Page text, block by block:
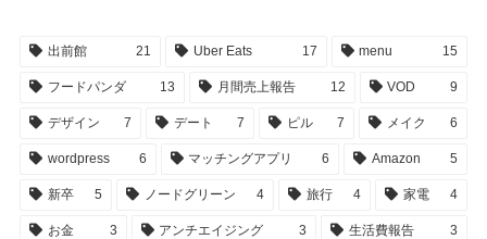
出前館 21 Uber Eats 17 menu 15
フードパンダ 13 月間売上報告 12 VOD 9
デザイン 7 デート 7 ピル 7 メイク 6
wordpress 6 マッチングアプリ 6 Amazon 5
新卒 5 ノードグリーン 4 旅行 4 家電 4
お金 3 アンチエイジング 3 生活費報告 3